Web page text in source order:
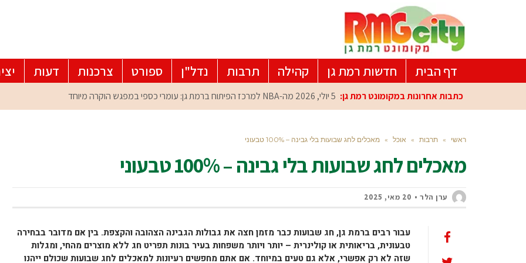
דף הבית חדשות רמת גן קהילה תרבות נדל"ן ספורט צרכנות דעות
כתבות אחרונות במקומונט רמת גן: 5 יולי, 2026 מה-NBA למרכז הפיתוח ברמת גן: עומרי כספי במפגש הוקרה מיוחד
ראשי » תרבות » אוכל » מאכלים לחג שבועות בלי גבינה – 100% טבעוני
מאכלים לחג שבועות בלי גבינה – 100% טבעוני
ערן הלר 20 מאי, 2025
עבור רבים ברמת גן, חג שבועות כבר מזמן חצה את גבולות הגבינה הצהובה והקצפת. בין אם מדובר בבחירה
טבעונית, בריאותית או קולינרית – יותר ויותר משפחות בעיר בונות תפריט חג ללא מוצרים מהחי, ומגלות
שזה לא רק אפשרי, אלא גם טעים במיוחד. אם אתם מחפשים רעיונות למאכלים לחג שבועות שכולם ייהנו